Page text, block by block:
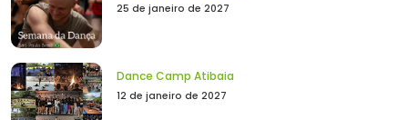
25 de janeiro de 2027
Dance Camp Atibaia
12 de janeiro de 2027